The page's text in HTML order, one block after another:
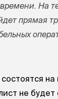
На
прямая
на
не